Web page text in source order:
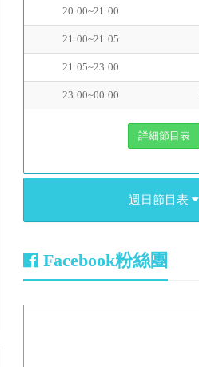
20:00~21:00
21:00~21:05
21:05~23:00
23:00~00:00
詳細節目表
週日節目表
Facebook粉絲團